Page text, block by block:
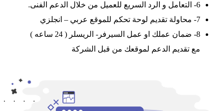
6- التعامل و الرد السريع للعميل من خلال الدعم الفنى.
7- محاولة تقديم لوحة تحكم للموقع عربي – انجلزي
8- ضمان عملك او عمل السيرفر- الريسلر ( 24 ساعه )
مع تقديم الدعم لموقعك من قبل الشركة